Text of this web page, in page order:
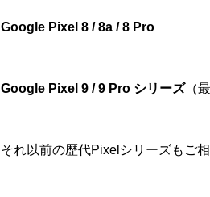
Google Pixel 8 / 8a / 8 Pro
Google Pixel 9 / 9 Pro シリーズ（
それ以前の歴代Pixelシリーズもご相